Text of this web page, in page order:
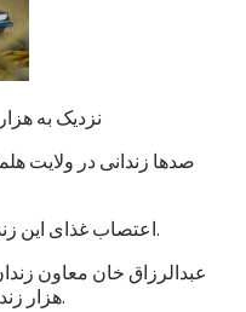
نزدیک به
صدها زندانی در ولایت
اعتصاب غذای این زندانیان امروز وارد چهارمین روزش شد.
عبدالرزاق خان معاون
هزار زندانی در این زندان اعتصاب غذایی کردند.